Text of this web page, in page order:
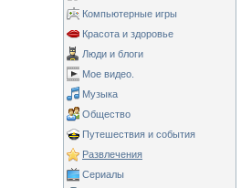
Компьютерные игры
Красота и здоровье
Люди и блоги
Мое видео.
Музыка
Общество
Путешествия и события
Развлечения
Сериалы